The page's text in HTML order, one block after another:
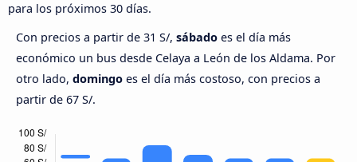
para los próximos 30 días.
Con precios a partir de 31 S/, sábado es el día más
económico un bus desde Celaya a León de los Aldama. Por
otro lado, domingo es el día más costoso, con precios a
partir de 67 S/.